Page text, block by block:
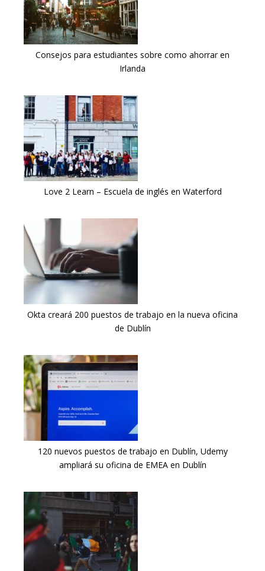
Consejos para estudiantes sobre como ahorrar en
Irlanda
Love 2 Learn – Escuela de inglés en Waterford
Okta creará 200 puestos de trabajo en la nueva oficina
de Dublín
120 nuevos puestos de trabajo en Dublín, Udemy
ampliará su oficina de EMEA en Dublín